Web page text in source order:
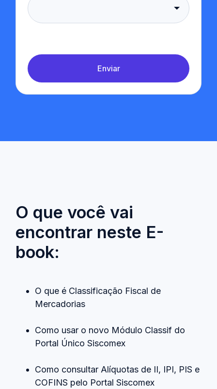
Enviar
O que você vai
encontrar neste E-
book:
O que é Classificação Fiscal de
Mercadorias
Como usar o novo Módulo Classif do
Portal Único Siscomex
Como consultar Alíquotas de II, IPI, PIS e
COFINS pelo Portal Siscomex